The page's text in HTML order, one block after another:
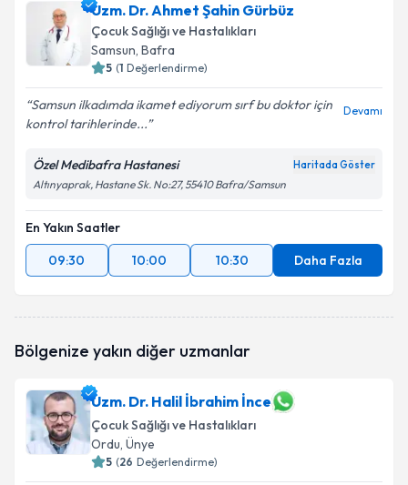
Uzm. Dr. Ahmet Şahin Gürbüz
Çocuk Sağlığı ve Hastalıkları
Samsun, Bafra
5 (1 Değerlendirme)
Samsun ilkadımda ikamet ediyorum sırf bu doktor için
kontrol tarihlerinde...
Devamı
Özel Medibafra Hastanesi Haritada Göster
Altınyaprak, Hastane Sk. No:27, 55410 Bafra/Samsun
En Yakın Saatler
09:30
10:00 10:30 Daha Fazla
Bölgenize yakın diğer uzmanlar
Uzm. Dr. Halil İbrahim İnce
Çocuk Sağlığı ve Hastalıkları
Ordu, Ünye
5 (26 Değerlendirme)